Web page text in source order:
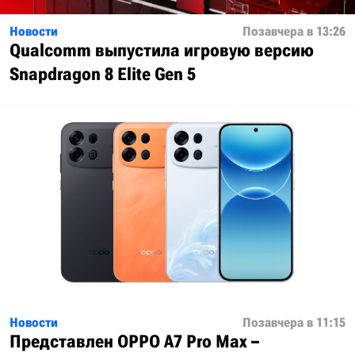
Новости Позавчера в 13:26
Qualcomm выпустила игровую версию
Snapdragon 8 Elite Gen 5
Новости Позавчера в 11:15
Представлен OPPO A7 Pro Max –